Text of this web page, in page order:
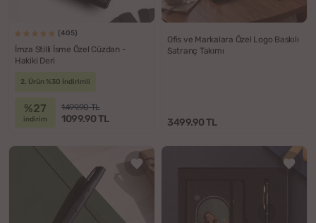
(405)
İmza Stilli İsme Özel Cüzdan -
Hakiki Deri
2. Ürün %30 İndirimli
%27
indirim
1499.90 TL
1099.90 TL
Ofis ve Markalara Özel Logo Baskılı
Satranç Takımı
3499.90 TL